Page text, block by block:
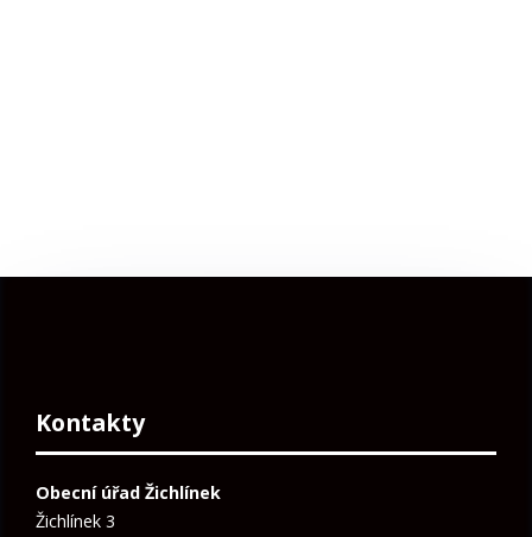
Kontakty
Obecní úřad Žichlínek
Žichlínek 3